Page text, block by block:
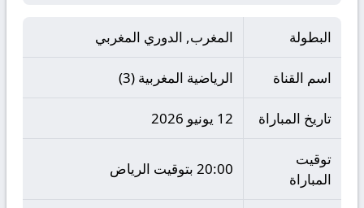
البطولة المغرب, الدوري المغربي
اسم القناة الرياضية المغربية (3)
تاريخ المباراة 12 يونيو 2026
توقيت
المباراة
20:00 بتوقيت الرياض